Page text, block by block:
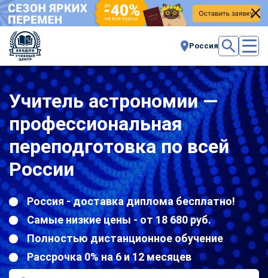
Россия
Учитель астрономии —
профессиональная
переподготовка по всей
России
Россия - доставка диплома бесплатно!
Самые низкие цены - от 18 680 руб.
Полностью дистанционное обучение
Рассрочка 0% на 6 и 12 месяцев